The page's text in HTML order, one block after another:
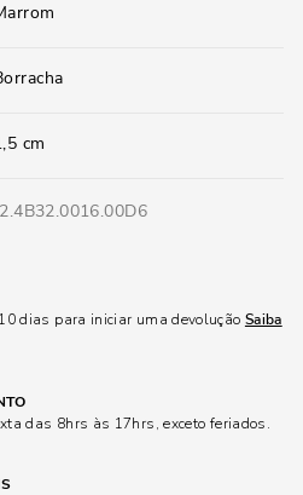
cm
dias para iniciar uma devolução Saiba
das 8hrs às 17hrs, exceto feriados.